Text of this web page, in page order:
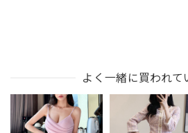
よく一緒に買われて